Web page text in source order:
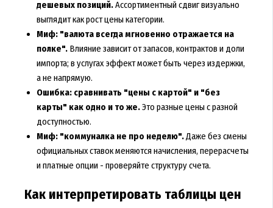
дешевых позиций.Ассортиментный сдвиг визуально
выглядит как рост цены категории.
Миф: "валюта всегда мгновенно отражается на
полке".Влияние зависит от запасов, контрактов и доли
импорта; в услугах эффект может быть через издержки,
а не напрямую.
Ошибка: сравнивать "цены с картой" и "без
карты" как одно и то же.Это разные цены с разной
доступностью.
Миф: "коммуналка не про неделю".Даже без смены
официальных ставок меняются начисления, перерасчеты
и платные опции - проверяйте структуру счета.
Как интерпретировать таблицы цен